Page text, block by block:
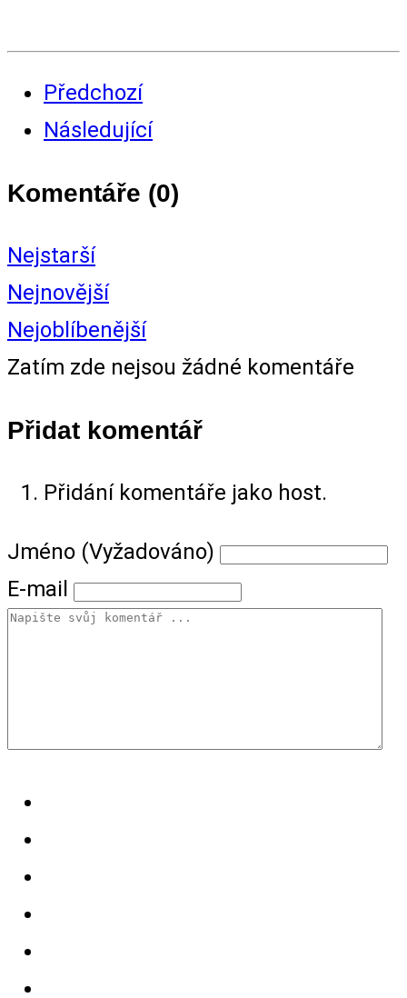
Předchozí
Následující
Komentáře (0)
Nejstarší
Nejnovější
Nejoblíbenější
Zatím zde nejsou žádné komentáře
Přidat komentář
Přidání komentáře jako host.
Jméno (Vyžadováno)
E-mail